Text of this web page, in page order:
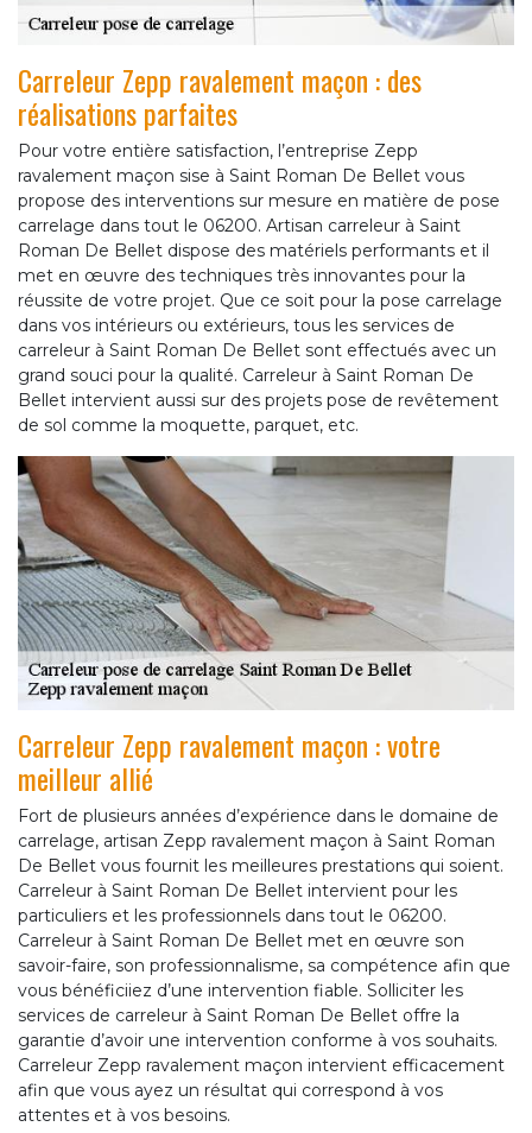
Carreleur Zepp ravalement maçon : des
réalisations parfaites
Pour votre entière satisfaction, l’entreprise Zepp
ravalement maçon sise à Saint Roman De Bellet vous
propose des interventions sur mesure en matière de pose
carrelage dans tout le 06200. Artisan carreleur à Saint
Roman De Bellet dispose des matériels performants et il
met en œuvre des techniques très innovantes pour la
réussite de votre projet. Que ce soit pour la pose carrelage
dans vos intérieurs ou extérieurs, tous les services de
carreleur à Saint Roman De Bellet sont effectués avec un
grand souci pour la qualité. Carreleur à Saint Roman De
Bellet intervient aussi sur des projets pose de revêtement
de sol comme la moquette, parquet, etc.
Carreleur Zepp ravalement maçon : votre
meilleur allié
Fort de plusieurs années d’expérience dans le domaine de
carrelage, artisan Zepp ravalement maçon à Saint Roman
De Bellet vous fournit les meilleures prestations qui soient.
Carreleur à Saint Roman De Bellet intervient pour les
particuliers et les professionnels dans tout le 06200.
Carreleur à Saint Roman De Bellet met en œuvre son
savoir-faire, son professionnalisme, sa compétence afin que
vous bénéficiiez d’une intervention fiable. Solliciter les
services de carreleur à Saint Roman De Bellet offre la
garantie d’avoir une intervention conforme à vos souhaits.
Carreleur Zepp ravalement maçon intervient efficacement
afin que vous ayez un résultat qui correspond à vos
attentes et à vos besoins.